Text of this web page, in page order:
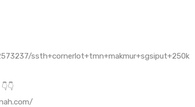
ssth+cornerlot+tmn+makmur+sgsiput+250k